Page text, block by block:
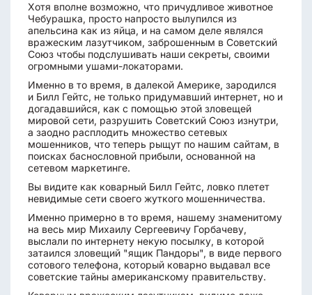
Хотя вполне возможно, что причудливое животное
Чебурашка, просто напросто вылупился из
апельсина как из яйца, и на самом деле являлся
вражеским лазутчиком, заброшенным в Советский
Союз чтобы подслушивать наши секреты, своими
огромными ушами-локаторами.
Именно в то время, в далекой Америке, зародился
и Билл Гейтс, не только придумавший интернет, но и
догадавшийся, как с помощью этой зловещей
мировой сети, разрушить Советский Союз изнутри,
а заодно расплодить множество сетевых
мошенников, что теперь рыщут по нашим сайтам, в
поисках баснословной прибыли, основанной на
сетевом маркетинге.
Вы видите как коварный Билл Гейтс, ловко плетет
невидимые сети своего жуткого мошенничества.
Именно примерно в то время, нашему знаменитому
на весь мир Михаилу Сергеевичу Горбачеву,
выслали по интернету некую посылку, в которой
затаился зловещий "ящик Пандоры", в виде первого
сотового телефона, который коварно выдавал все
советские тайны американскому правительству.